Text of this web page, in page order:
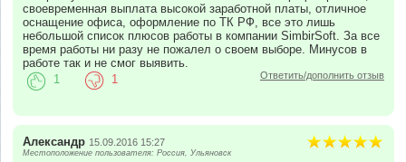
своевременная выплата высокой заработной платы, отличное
оснащение офиса, оформление по ТК РФ, все это лишь
небольшой список плюсов работы в компании SimbirSoft. За все
время работы ни разу не пожалел о своем выборе. Минусов в
работе так и не смог выявить.
Ответить/дополнить отзыв
1 1
Александр 15.09.2016 15:27
Местоположение пользователя: Россия, Ульяновск